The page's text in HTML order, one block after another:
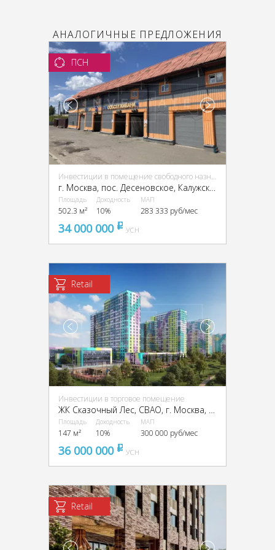
АНАЛОГИЧНЫЕ ПРЕДЛОЖЕНИЯ
ПСН
Инвестиции в помещение свободного назначения (ПСН)
г. Москва, пос. Десеновское, Калужское ш., 31 км, д. 4А
Площадь
502.3 м²
Доходность
10%
МАП
283 333 руб/мес
34 000 000 pуб
УСН
Retail
Инвестиции в торговое помещение
Площадь
147 м²
Доходность
10%
МАП
300 000 руб/мес
36 000 000 pуб
УСН
Retail